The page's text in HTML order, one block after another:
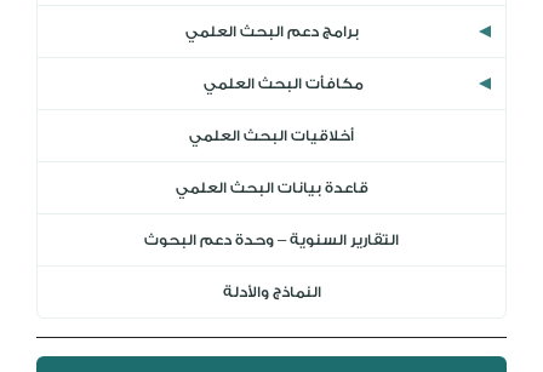
برامج دعم البحث العلمي
مكافأت البحث العلمي
أخلاقيات البحث العلمي
قاعدة بيانات البحث العلمي
التقارير السنوية – وحدة دعم البحوث
النماذج والأدلة